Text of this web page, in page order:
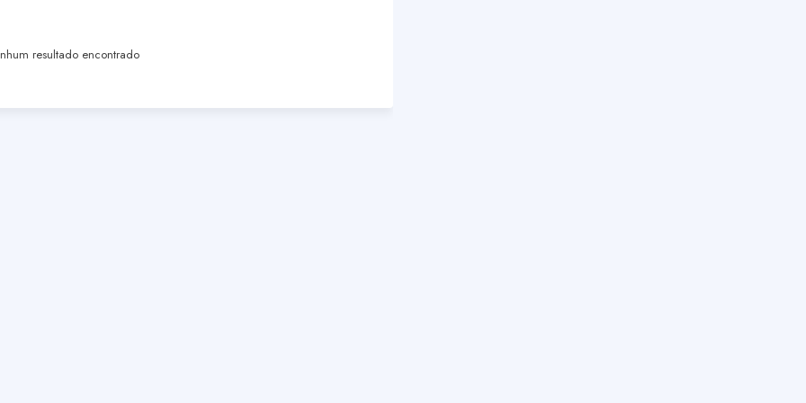
resultado encontrado